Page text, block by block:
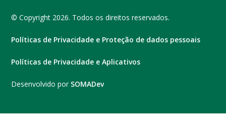
© Copyright 2026. Todos os direitos reservados.
Políticas de Privacidade e Proteção de dados pessoais
Políticas de Privacidade e Aplicativos
Desenvolvido por SOMADev